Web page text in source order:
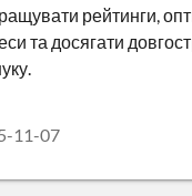
рейтинги,
та досягати
11-07